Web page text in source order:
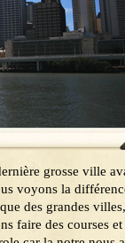
grosse ville
voyons la
des grandes
faire des courses et